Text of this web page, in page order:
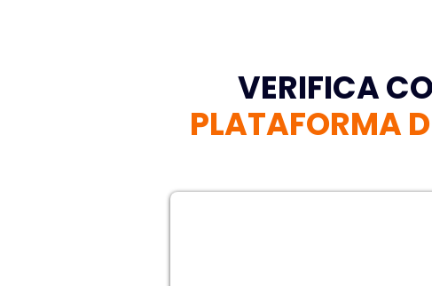
VERIFICA
PLATAFORMA